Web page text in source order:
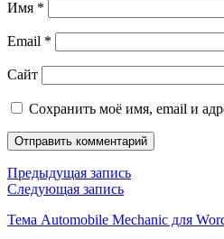
Имя *
Email *
Сайт
Сохранить моё имя, email и
Навигация
по
записям
Предыдущая
запись
Предыдущая запись
Следующая
Следующая запись
Тема Automobile Mechanic для